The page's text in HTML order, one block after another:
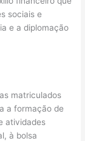
sociais e
e a diplomação
matriculados
a formação de
atividades
à bolsa